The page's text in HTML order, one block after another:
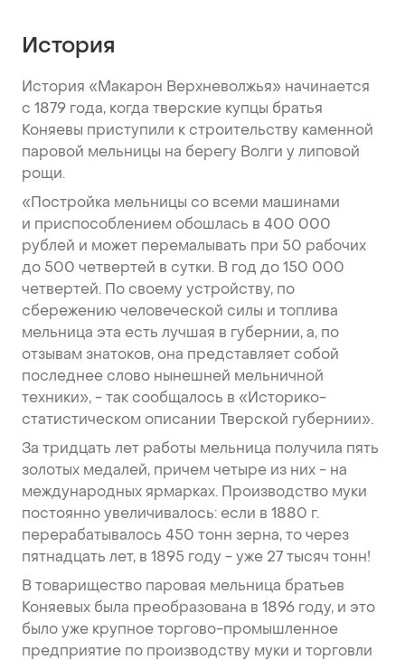
История
История «Макарон Верхневолжья» начинается
с 1879 года, когда тверские купцы братья
Коняевы приступили к строительству каменной
паровой мельницы на берегу Волги у липовой
рощи.
«Постройка мельницы со всеми машинами
и приспособлением обошлась в 400 000
рублей и может перемалывать при 50 рабочих
до 500 четвертей в сутки. В год до 150 000
четвертей. По своему устройству, по
сбережению человеческой силы и топлива
мельница эта есть лучшая в губернии, а, по
отзывам знатоков, она представляет собой
последнее слово нынешней мельничной
техники», - так сообщалось в «Историко-
статистическом описании Тверской губернии».
За тридцать лет работы мельница получила пять
золотых медалей, причем четыре из них - на
международных ярмарках. Производство муки
постоянно увеличивалось: если в 1880 г.
перерабатывалось 450 тонн зерна, то через
пятнадцать лет, в 1895 году - уже 27 тысяч тонн!
В товарищество паровая мельница братьев
Коняевых была преобразована в 1896 году, и это
было уже крупное торгово-промышленное
предприятие по производству муки и торговли